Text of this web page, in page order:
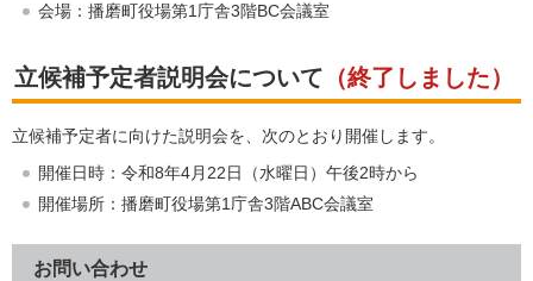
会場：播磨町役場第1庁舎3階BC会議室
立候補予定者説明会について （終了しました）
立候補予定者に向けた説明会を、次のとおり開催します。
開催日時：令和8年4月22日（水曜日）午後2時から
開催場所：播磨町役場第1庁舎3階ABC会議室
お問い合わせ